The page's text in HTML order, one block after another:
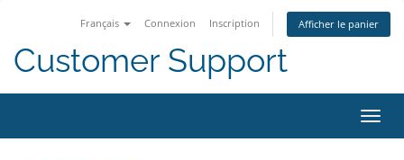
Français Connexion Inscription Afficher le panier
Customer Support
la